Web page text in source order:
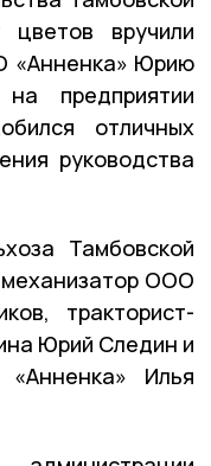
вручили
«Анненка» Юрию
предприятии
отличных
руководства
Тамбовской
механизатор ООО
тракторист-
Юрий Следин и
Илья